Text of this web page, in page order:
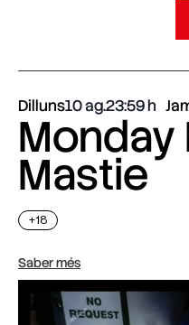
Dilluns10 ag.23:59
Monday
Mastie
+18
Saber més